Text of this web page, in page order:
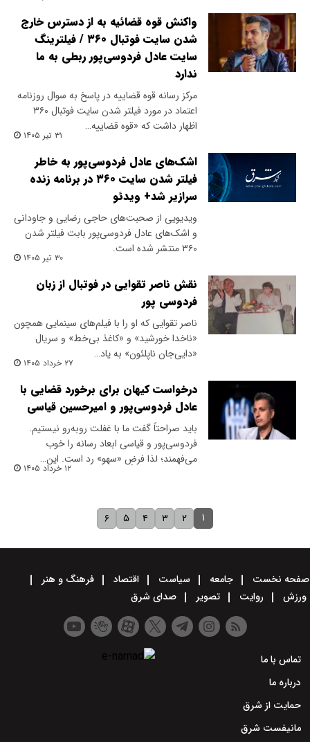
واکنش قوه قضائیه به از دسترس خارج
شدن سایت فوتبال ۳۶۰ / فیلترینگ
سایت عادل فردوسی‌پور ربطی به ما
ندارد
مرکز رسانه قوه قضاییه در پاسخ به سوال روزنامه
اعتماد در مورد فیلتر شدن سایت فوتبال ۳۶۰
اظهار داشت که «قوه قضاییه…
۳۱ تیر ۱۴۰۵
اشک‌های عادل فردوسی‌پور به خاطر
فیلتر شدن سایت ۳۶۰ در برنامه زنده
سرازیر شد+ ویدئو
ویدیویی از صحبت‌های حاجی رضایی و جاودانی
و اشک‌های عادل فردوسی‌پور بابت فیلتر شدن
۳۶۰ منتشر شده است.
۳۰ تیر ۱۴۰۵
نقش ناصر تقوایی در فوتبال از زبان
فردوسی پور
ناصر تقوایی که او را با فیلم‌های سینمایی همچون
«ناخدا خورشید» و «کاغذ بی‌خط» و سریال
«دایی‌جان ناپلئون» به یاد…
۲۷ خرداد ۱۴۰۵
درخواست کیهان برای برخورد قضایی با
عادل فردوسی‌پور و امیرحسین قیاسی
باید صراحتاً گفت ما با غفلت روبه‌رو نیستیم.
فردوسی‌پور و قیاسی ابعاد رسانه را خوب
می‌فهمند؛ لذا فرضِ «سهو» رد است. این…
۱۲ خرداد ۱۴۰۵
۱ ۲ ۳ ۴ ۵ ۶
صفحه نخست جامعه سیاست اقتصاد
فرهنگ و هنر
ورزش
روایت تصویر صدای شرق
تماس با ما
درباره ما
حمایت از شرق
مانیفست شرق